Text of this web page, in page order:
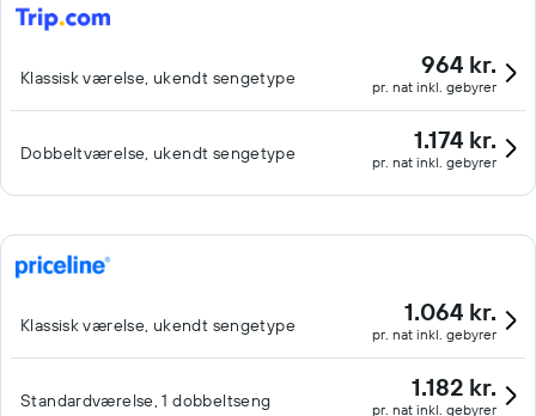
Klassisk værelse, ukendt sengetype 964 kr.
pr. nat inkl. gebyrer
Dobbeltværelse, ukendt sengetype 1.174 kr.
pr. nat inkl. gebyrer
Klassisk værelse, ukendt sengetype 1.064 kr.
pr. nat inkl. gebyrer
Standardværelse, 1 dobbeltseng 1.182 kr.
pr. nat inkl. gebyrer